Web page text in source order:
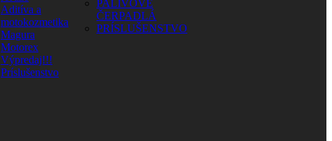
Aditíva a
motokozmetika
Magura
Motorex
Výpredaj!!!
Príslušenstvo
PALIVOVÉ
ČERPADLÁ
PRÍSLUŠENSTVO